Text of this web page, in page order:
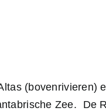
Zee. De